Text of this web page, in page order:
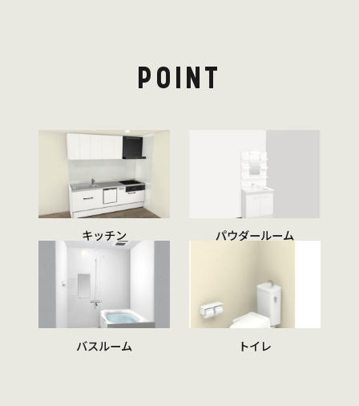
POINT
キッチン パウダールーム
バスルーム トイレ